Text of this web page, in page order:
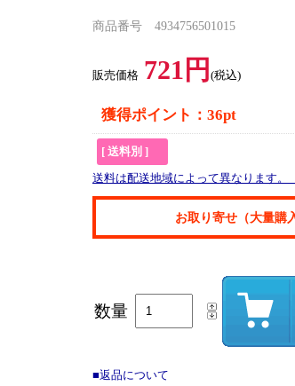
商品番号 4934756501015
販売価格 721円(税込)
獲得ポイント：36pt
[ 送料別 ]
送料は配送地域によって異なります。
お取り寄せ（大量購
数量
■返品について